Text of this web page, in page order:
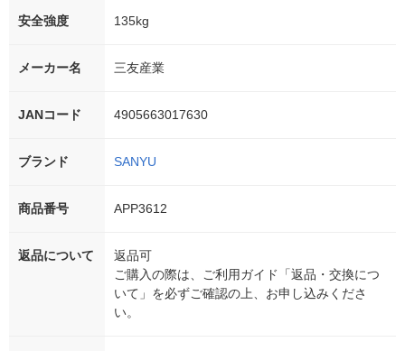
安全強度 135kg
メーカー名 三友産業
JANコード 4905663017630
ブランド SANYU
商品番号 APP3612
返品について
返品可
ご購入の際は、ご利用ガイド「返品・交換につ
いて」を必ずご確認の上、お申し込みくださ
い。